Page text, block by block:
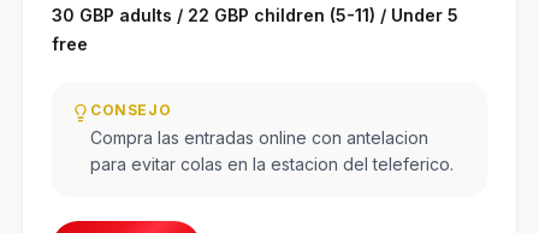
30 GBP adults / 22 GBP children (5-11) / Under 5
free
CONSEJO
Compra las entradas online con antelacion
para evitar colas en la estacion del teleferico.